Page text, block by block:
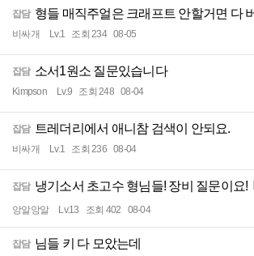
잡담 형들 매직주얼은 크래프트 안할거면 다
비싸개 Lv.1 조회 234 08-05
잡담 소서1원소 질문있습니다
Kimpson Lv.9 조회 248 08-04
잡담 트레더리에서 애니참 검색이 안되요.
비싸개 Lv.1 조회 236 08-04
잡담 냉기소서 초고수 형님들! 장비 질문이요!
앙알앙알 Lv.13 조회 402 08-04
잡담 님들 키 다 모았는데